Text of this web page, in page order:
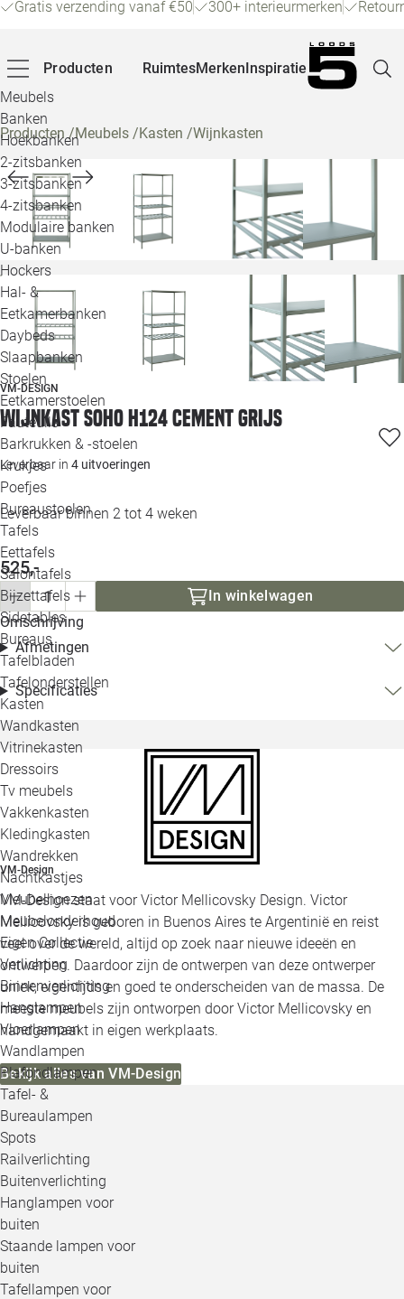
Gratis verzending vanaf €50 300+ interieurmerken
Producten
Meubels
Banken
Hoekbanken
2-zitsbanken
3-zitsbanken
4-zitsbanken
Modulaire banken
U-banken
Hockers
Hal- &
Eetkamerbanken
Daybeds
Slaapbanken
Stoelen
Eetkamerstoelen
Fauteuils
Barkrukken & -stoelen
Krukjes
Poefjes
Bureaustoelen
Tafels
Eettafels
Salontafels
Bijzettafels
Sidetables
Bureaus
Tafelbladen
Tafelonderstellen
Kasten
Wandkasten
Vitrinekasten
Dressoirs
Tv meubels
Vakkenkasten
Kledingkasten
Wandrekken
Nachtkastjes
Meubelhoezen
Meubelonderhoud
Eigen Collectie
Verlichting
Binnenverlichting
Hanglampen
Vloerlampen
Wandlampen
Plafondlampen
Tafel- &
Bureaulampen
Spots
Railverlichting
Buitenverlichting
Hanglampen voor
buiten
Staande lampen voor
buiten
Tafellampen voor
RuimtesMerkenInspiratie
Producten/Meubels /Kasten /Wijnkasten
VM-DESIGN
Wijnkast Soho H124 cement grijs
Leverbaar in 4 uitvoeringen
Leverbaar binnen 2 tot 4 weken
525,-
In winkelwagen
Omschrijving
Afmetingen
Specificaties
VM-Design
VM-Design staat voor Victor Mellicovsky Design. Victor
Mellicovsky is geboren in Buenos Aires te Argentinië en reist
veel over de wereld, altijd op zoek naar nieuwe ideeën en
ontwerpen. Daardoor zijn de ontwerpen van deze ontwerper
uniek, eigentijds en goed te onderscheiden van de massa. De
meeste meubels zijn ontworpen door Victor Mellicovsky en
handgemaakt in eigen werkplaats.
Bekijk alles van VM-Design